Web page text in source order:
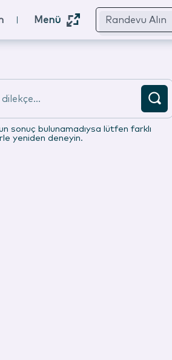
Menü Randevu Alın
sonuç bulunamadıysa lütfen farklı
yeniden deneyin.